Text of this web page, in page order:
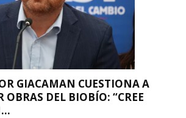
GIACAMAN CUESTIONA A
OBRAS DEL BIOBÍO: “CREE